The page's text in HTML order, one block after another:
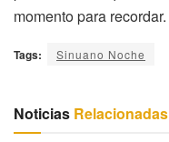
momento para recordar.
Tags: Sinuano Noche
Noticias Relacionadas